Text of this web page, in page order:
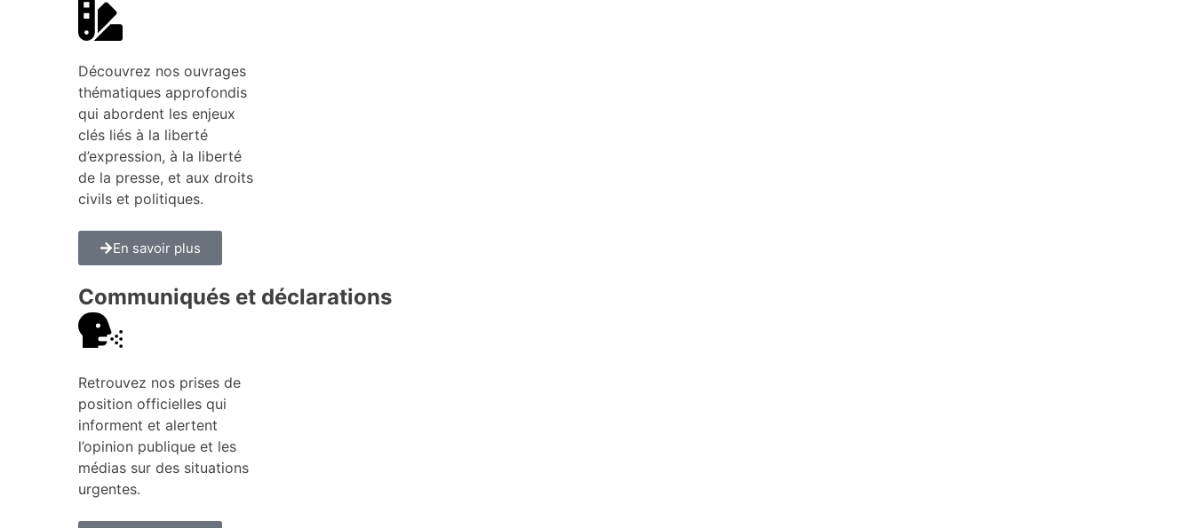
Découvrez nos ouvrages
thématiques approfondis
qui abordent les enjeux
clés liés à la liberté
d’expression, à la liberté
de la presse, et aux droits
civils et politiques.
En savoir plus
Communiqués et déclarations
Retrouvez nos prises de
position officielles qui
informent et alertent
l’opinion publique et les
médias sur des situations
urgentes.